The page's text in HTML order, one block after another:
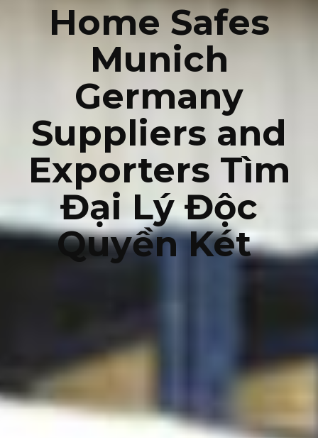
Home Safes
Munich
Germany
Suppliers and
Exporters Tìm
Đại Lý Độc
Quyền Két